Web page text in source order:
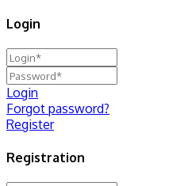
Login
Login
Forgot password?
Register
Registration